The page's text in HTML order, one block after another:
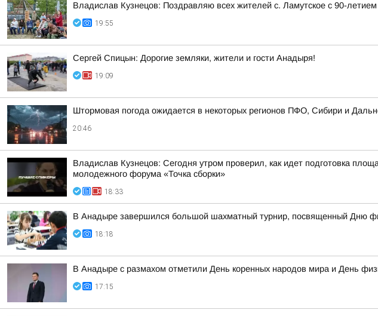
Владислав Кузнецов: Поздравляю всех жителей с. Ламутское с 90-
19:55
Сергей Спицын: Дорогие земляки, жители и гости Анадыря!
19:09
Штормовая погода ожидается в некоторых регионов ПФО, Сибири и
20:46
Владислав Кузнецов: Сегодня утром проверил, как идет подготовка
молодежного форума «Точка сборки»
18:33
В Анадыре завершился большой шахматный турнир, посвященный Дню
18:18
В Анадыре с размахом отметили День коренных народов мира и День
17:15